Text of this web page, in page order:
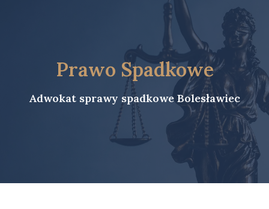
Prawo Spadkowe
Adwokat sprawy spadkowe Bolesławiec